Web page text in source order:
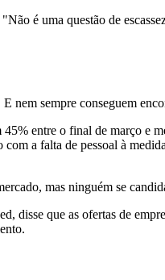
é uma questão de
nem sempre conseguem
entre o final de março e
a falta de pessoal à
mas ninguém se
disse que as ofertas de